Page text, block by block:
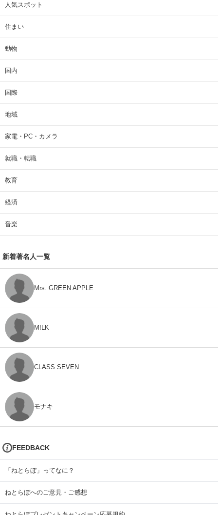
人気スポット
住まい
動物
国内
国際
地域
家電・PC・カメラ
就職・転職
教育
経済
音楽
新着著名人一覧
Mrs. GREEN APPLE
M!LK
CLASS SEVEN
モナキ
FEEDBACK
「ねとらぼ」ってなに？
ねとらぼへのご意見・ご感想